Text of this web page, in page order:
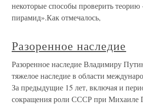
некоторые способы проверить теорию
пирамид».Как отмечалось,
Разоренное наследие
Разоренное наследие Владимиру
тяжелое наследие в области
За предыдущие 15 лет, включая и
сокращения роли СССР при Михаиле